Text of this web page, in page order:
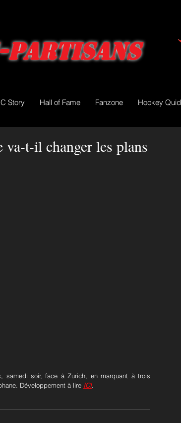
Partisans
Story Hall of Fame Fanzone Hockey Quid
t-il changer les plans
soir, face à Zurich, en marquant à trois
Développement à lire ICI.